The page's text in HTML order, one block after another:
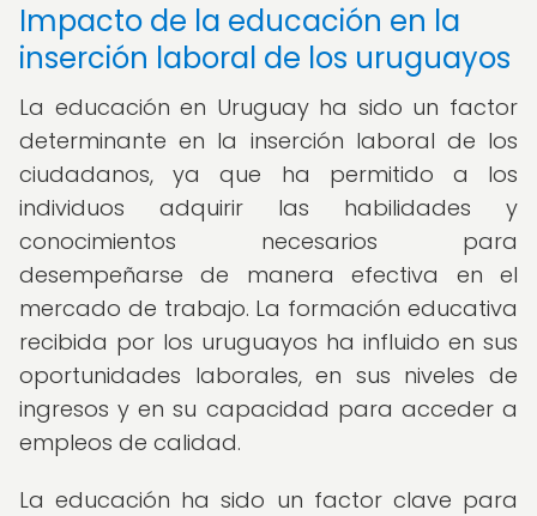
Impacto de la educación en la
inserción laboral de los uruguayos
La educación en Uruguay ha sido un factor
determinante en la inserción laboral de los
ciudadanos, ya que ha permitido a los
individuos adquirir las habilidades y
conocimientos necesarios para
desempeñarse de manera efectiva en el
mercado de trabajo. La formación educativa
recibida por los uruguayos ha influido en sus
oportunidades laborales, en sus niveles de
ingresos y en su capacidad para acceder a
empleos de calidad.
La educación ha sido un factor clave para